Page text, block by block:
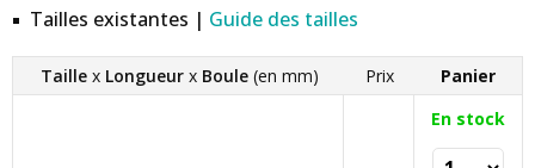
Tailles existantes | Guide des tailles
Taillex Longueurx Boule(en mm) Prix Panier
En stock